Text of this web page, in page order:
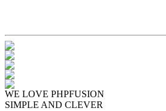
WE LOVE PHPFUSION
SIMPLE AND CLEVER